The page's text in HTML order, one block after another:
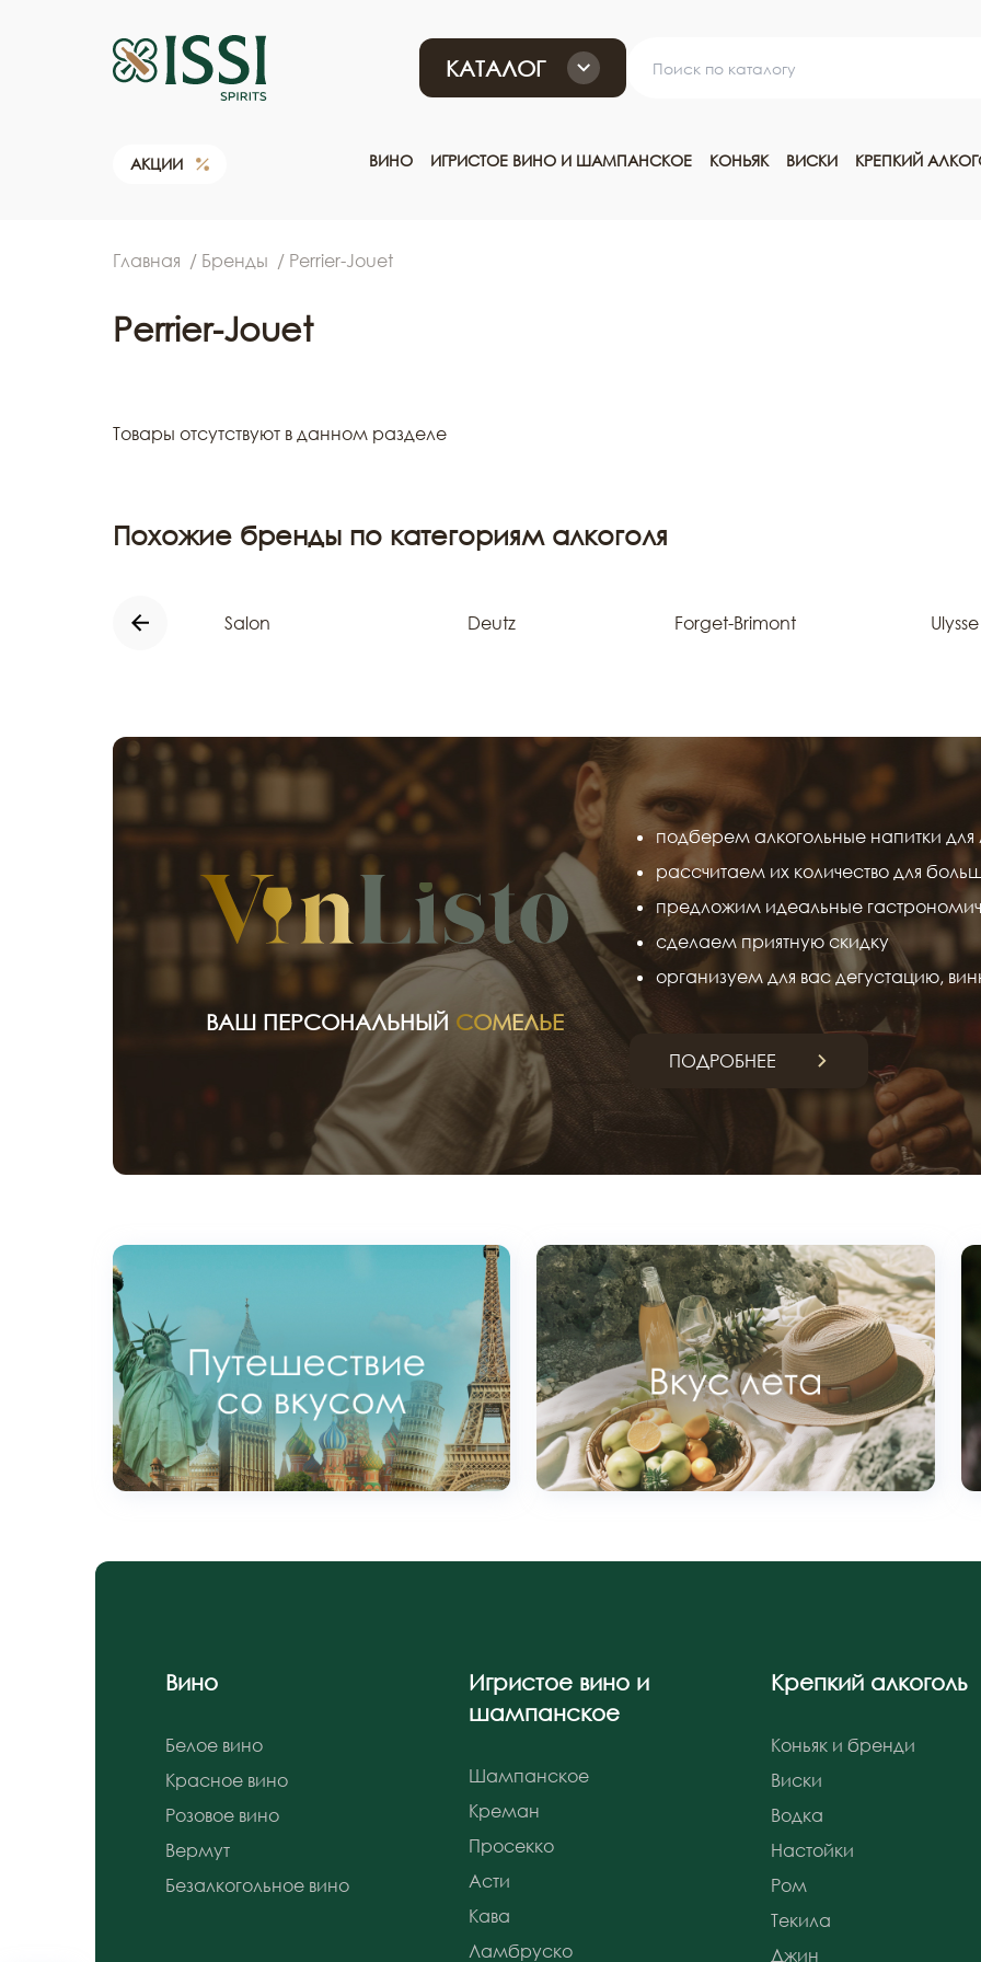
КАТАЛОГ
АКЦИИ ВИНО ИГРИСТОЕ ВИНО И ШАМПАНСКОЕ КОНЬЯК ВИСКИ КРЕПКИЙ
Главная Бренды Perrier-Jouet
Perrier-Jouet
Товары отсутствуют в данном разделе
Похожие бренды по категориям алкоголя
Salon Deutz Forget-Brimont
ВАШ ПЕРСОНАЛЬНЫЙ СОМЕЛЬЕ
подберем алкогольные напитки для
рассчитаем их количество для
предложим идеальные
сделаем приятную скидку
организуем для вас дегустацию,
ПОДРОБНЕЕ
Вино
Белое вино
Красное вино
Розовое вино
Вермут
Безалкогольное вино
Игристое вино и
шампанское
Шампанское
Креман
Просекко
Асти
Кава
Ламбруско
Крепкий алкоголь
Коньяк и бренди
Виски
Водка
Настойки
Ром
Текила
Джин